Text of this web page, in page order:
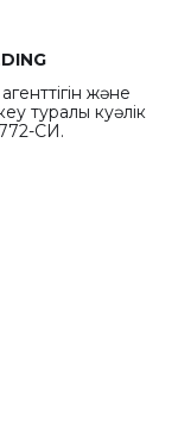
және
туралы куәлік
СИ.